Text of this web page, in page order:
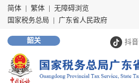
简体 繁体
无障碍浏览
国家税务总局
广东省人民政府
抖音
韶关